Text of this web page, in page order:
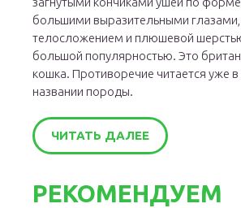
большими выразительными
телосложением и плюшевой
большой популярностью. Это
кошка. Противоречие читается уже
названии породы.
ЧИТАТЬ ДАЛЕЕ
РЕКОМЕНДУЕМ